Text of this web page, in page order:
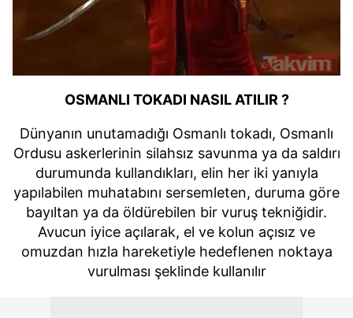
OSMANLI TOKADI NASIL ATILIR ?
Dünyanın unutamadığı Osmanlı tokadı, Osmanlı
Ordusu askerlerinin silahsız savunma ya da saldırı
durumunda kullandıkları, elin her iki yanıyla
yapılabilen muhatabını sersemleten, duruma göre
bayıltan ya da öldürebilen bir vuruş tekniğidir.
Avucun iyice açılarak, el ve kolun açısız ve
omuzdan hızla hareketiyle hedeflenen noktaya
vurulması şeklinde kullanılır